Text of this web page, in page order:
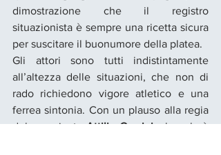
dimostrazione che il registro
situazionista è sempre una ricetta sicura
per suscitare il buonumore della platea.
Gli attori sono tutti indistintamente
all’altezza delle situazioni, che non di
rado richiedono vigore atletico e una
ferrea sintonia. Con un plauso alla regia
del compianto Attilio Corsini, al quale è